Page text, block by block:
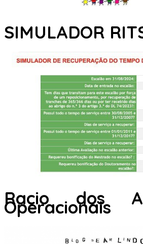
SIMULADOR
Racio dos
Operacionais